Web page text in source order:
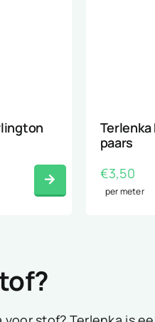
paars
€3,50
per meter